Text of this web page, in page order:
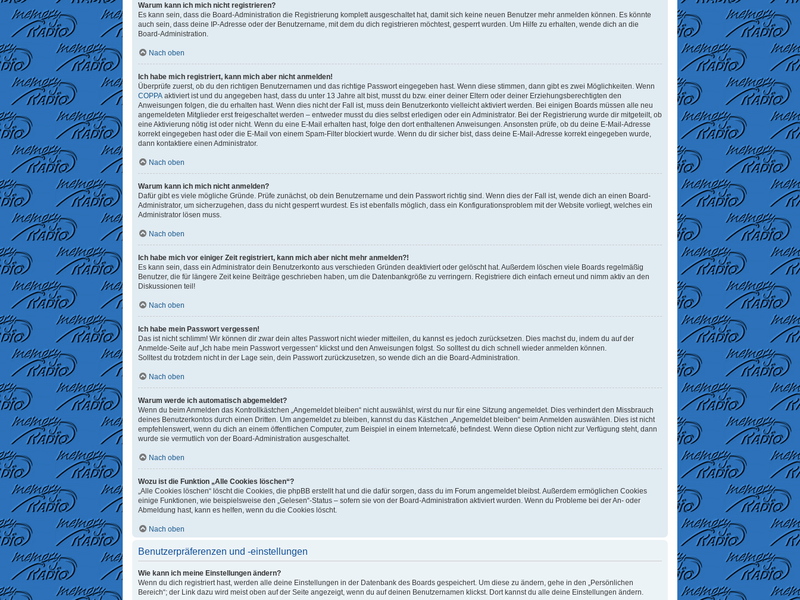
Warum kann ich mich nicht registrieren?
Es kann sein, dass die Board-Administration die Registrierung komplett ausgeschaltet hat, damit sich keine neuen Benutzer mehr anmelden können. Es könnte
auch sein, dass deine IP-Adresse oder der Benutzername, mit dem du dich registrieren möchtest, gesperrt wurden. Um Hilfe zu erhalten, wende dich an die
Board-Administration.
Nach oben
Ich habe mich registriert, kann mich aber nicht anmelden!
Überprüfe zuerst, ob du den richtigen Benutzernamen und das richtige Passwort eingegeben hast. Wenn diese stimmen, dann gibt es zwei Möglichkeiten. Wenn
COPPA aktiviert ist und du angegeben hast, dass du unter 13 Jahre alt bist, musst du bzw. einer deiner Eltern oder deiner Erziehungsberechtigten den
Anweisungen folgen, die du erhalten hast. Wenn dies nicht der Fall ist, muss dein Benutzerkonto vielleicht aktiviert werden. Bei einigen Boards müssen alle neu
angemeldeten Mitglieder erst freigeschaltet werden – entweder musst du dies selbst erledigen oder ein Administrator. Bei der Registrierung wurde dir mitgeteilt, ob
eine Aktivierung nötig ist oder nicht. Wenn du eine E-Mail erhalten hast, folge den dort enthaltenen Anweisungen. Ansonsten prüfe, ob du deine E-Mail-Adresse
korrekt eingegeben hast oder die E-Mail von einem Spam-Filter blockiert wurde. Wenn du dir sicher bist, dass deine E-Mail-Adresse korrekt eingegeben wurde,
dann kontaktiere einen Administrator.
Nach oben
Warum kann ich mich nicht anmelden?
Dafür gibt es viele mögliche Gründe. Prüfe zunächst, ob dein Benutzername und dein Passwort richtig sind. Wenn dies der Fall ist, wende dich an einen Board-
Administrator, um sicherzugehen, dass du nicht gesperrt wurdest. Es ist ebenfalls möglich, dass ein Konfigurationsproblem mit der Website vorliegt, welches ein
Administrator lösen muss.
Nach oben
Ich habe mich vor einiger Zeit registriert, kann mich aber nicht mehr anmelden?!
Es kann sein, dass ein Administrator dein Benutzerkonto aus verschieden Gründen deaktiviert oder gelöscht hat. Außerdem löschen viele Boards regelmäßig
Benutzer, die für längere Zeit keine Beiträge geschrieben haben, um die Datenbankgröße zu verringern. Registriere dich einfach erneut und nimm aktiv an den
Diskussionen teil!
Nach oben
Ich habe mein Passwort vergessen!
Das ist nicht schlimm! Wir können dir zwar dein altes Passwort nicht wieder mitteilen, du kannst es jedoch zurücksetzen. Dies machst du, indem du auf der
Anmelde-Seite auf „Ich habe mein Passwort vergessen“ klickst und den Anweisungen folgst. So solltest du dich schnell wieder anmelden können.
Solltest du trotzdem nicht in der Lage sein, dein Passwort zurückzusetzen, so wende dich an die Board-Administration.
Nach oben
Warum werde ich automatisch abgemeldet?
Wenn du beim Anmelden das Kontrollkästchen „Angemeldet bleiben“ nicht auswählst, wirst du nur für eine Sitzung angemeldet. Dies verhindert den Missbrauch
deines Benutzerkontos durch einen Dritten. Um angemeldet zu bleiben, kannst du das Kästchen „Angemeldet bleiben“ beim Anmelden auswählen. Dies ist nicht
empfehlenswert, wenn du dich an einem öffentlichen Computer, zum Beispiel in einem Internetcafé, befindest. Wenn diese Option nicht zur Verfügung steht, dann
wurde sie vermutlich von der Board-Administration ausgeschaltet.
Nach oben
Wozu ist die Funktion „Alle Cookies löschen“?
„Alle Cookies löschen“ löscht die Cookies, die phpBB erstellt hat und die dafür sorgen, dass du im Forum angemeldet bleibst. Außerdem ermöglichen Cookies
einige Funktionen, wie beispielsweise den „Gelesen“-Status – sofern sie von der Board-Administration aktiviert wurden. Wenn du Probleme bei der An- oder
Abmeldung hast, kann es helfen, wenn du die Cookies löscht.
Nach oben
Benutzerpräferenzen und -einstellungen
Wie kann ich meine Einstellungen ändern?
Wenn du dich registriert hast, werden alle deine Einstellungen in der Datenbank des Boards gespeichert. Um diese zu ändern, gehe in den „Persönlichen
Bereich“; der Link dazu wird meist oben auf der Seite angezeigt, wenn du auf deinen Benutzernamen klickst. Dort kannst du alle deine Einstellungen ändern.